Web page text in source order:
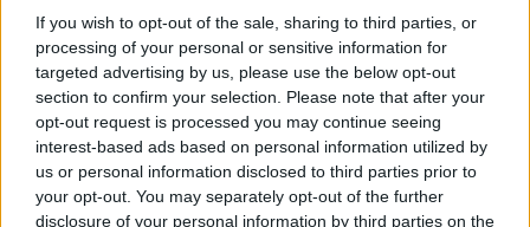
If you wish to opt-out of the sale, sharing to third parties, or
processing of your personal or sensitive information for
targeted advertising by us, please use the below opt-out
section to confirm your selection. Please note that after your
opt-out request is processed you may continue seeing
interest-based ads based on personal information utilized by
us or personal information disclosed to third parties prior to
your opt-out. You may separately opt-out of the further
disclosure of your personal information by third parties on the
Visi įrašai
Žiūrimiausi įrašai